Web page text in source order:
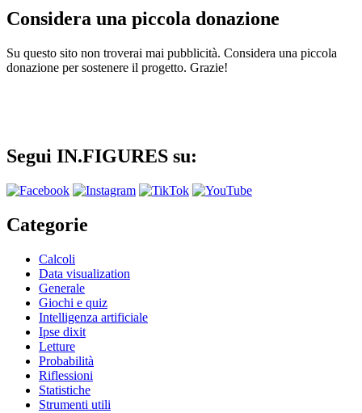
Considera una piccola donazione
Su questo sito non troverai mai pubblicità. Considera una piccola
donazione per sostenere il progetto. Grazie!
Segui IN.FIGURES su:
Categorie
Calcoli
Data visualization
Generale
Giochi e quiz
Intelligenza artificiale
Ipse dixit
Letture
Probabilità
Riflessioni
Statistiche
Strumenti utili